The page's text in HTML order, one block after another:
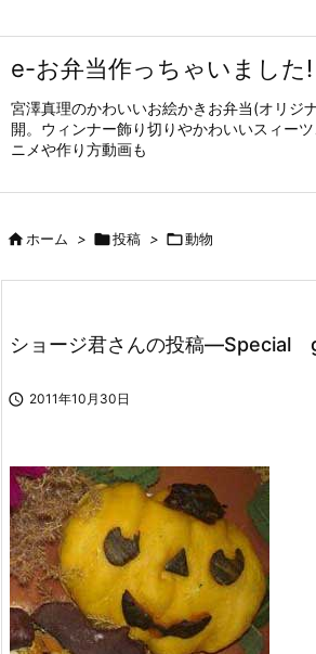
e-お弁当作っちゃいました!
宮澤真理のかわいいお絵かきお弁当(オリジ
開。ウィンナー飾り切りやかわいいスィー
ニメや作り方動画も
ホーム > 投稿 > 動物
ショージ君さんの投稿
 2011年10月30日